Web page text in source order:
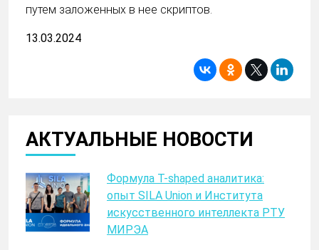
путем заложенных в нее скриптов.
13.03.2024
АКТУАЛЬНЫЕ НОВОСТИ
Формула T-shaped аналитика:
опыт SILA Union и Института
искусственного интеллекта РТУ
МИРЭА